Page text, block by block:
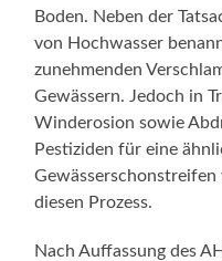
Boden. Neben der
von Hochwasser
zunehmenden
Gewässern. Jedoch in
Winderosion sowie
Pestiziden für eine
diesen Prozess.
Nach Auffassung des